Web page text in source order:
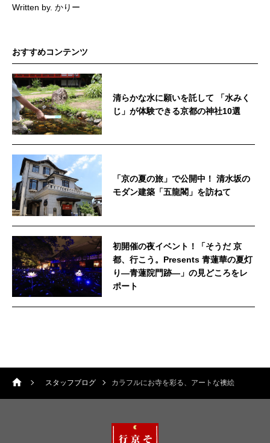
Written by. かりー
おすすめコンテンツ
清らかな水に願いを託して 「水みく
じ」が体験できる京都の神社10選
「京の夏の旅」で公開中！ 清水坂の
モダン建築「五龍閣」を訪ねて
初開催の夜イベント！「そうだ 京
都、行こう。Presents 青蓮華の夏灯
り—青蓮院門跡—」の見どころをレ
ポート
スタッフブログ カラフルにお寺を彩る、アートな襖絵